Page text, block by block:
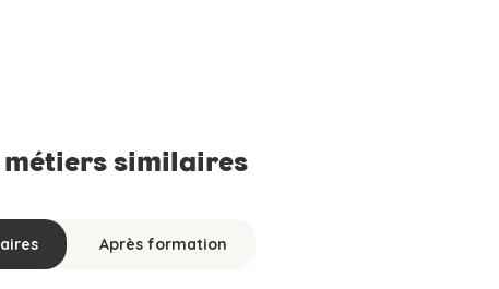
métiers similaires
Après formation